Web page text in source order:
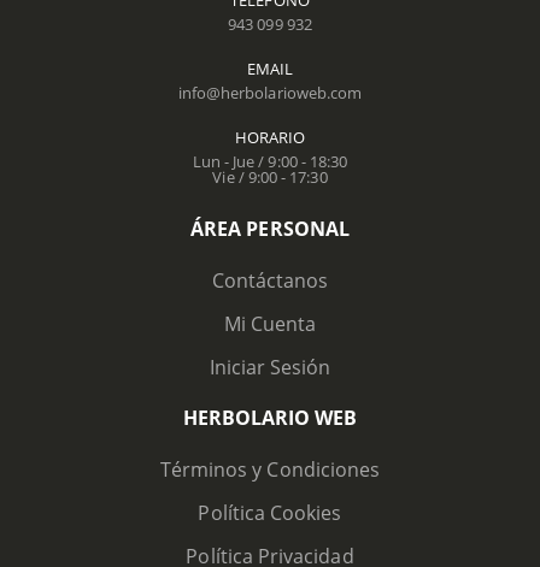
943 099 932
EMAIL
info@herbolarioweb.com
HORARIO
Lun - Jue / 9:00 - 18:30
Vie / 9:00 - 17:30
ÁREA PERSONAL
Contáctanos
Mi Cuenta
Iniciar Sesión
HERBOLARIO WEB
Términos y Condiciones
Política Cookies
Política Privacidad